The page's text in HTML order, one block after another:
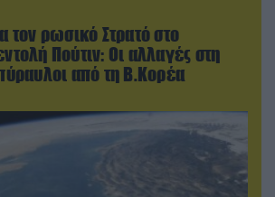
τον ρωσικό Στρατό στο
Πούτιν: Οι αλλαγές στη
από τη Β.Κορέα